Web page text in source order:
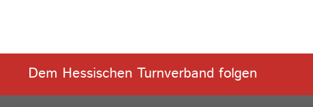
Dem Hessischen Turnverband folgen